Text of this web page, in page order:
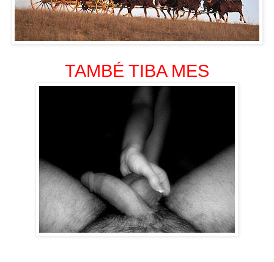
TAMBÉ TIBA MES